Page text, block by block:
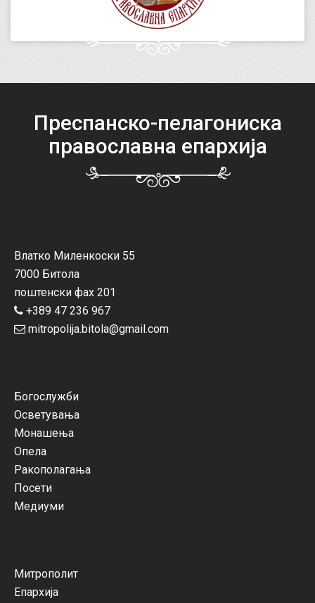
Преспанско-пелагониска
православна епархија
Влатко Миленкоски 55
7000 Битола
поштенски фах 201
+389 47 236 967
mitropolija.bitola@gmail.com
Богослужби
Осветувања
Монашења
Опела
Ракополагања
Посети
Медиуми
Митрополит
Епархија